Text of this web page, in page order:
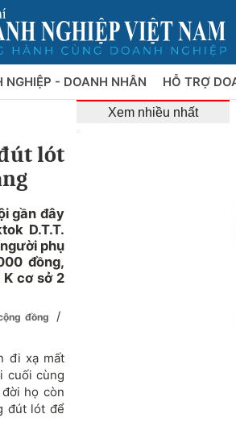
NGHIỆP - DOANH NHÂN HỖ TRỢ
lót
gần đây
D.T.T.
phụ
đồng,
cơ sở 2
đồng /
đi xạ mất
cuối cùng
họ còn
đút lót để
Xem nhiều nhất